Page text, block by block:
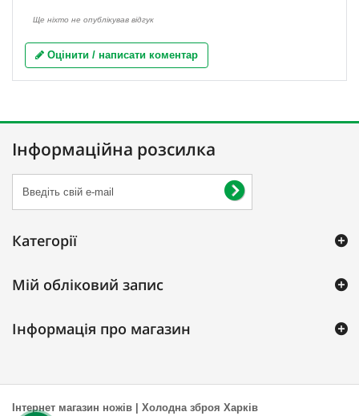
Ще ніхто не опублікував відгук
Оцінити / написати коментар
Інформаційна розсилка
Категорії
Мій обліковий запис
Інформація про магазин
Інтернет магазин ножів | Холодна зброя Харків